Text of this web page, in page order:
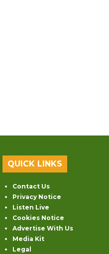
QUICK LINKS
Contact Us
Privacy Notice
Listen Live
Cookies Notice
Advertise With Us
Media Kit
Legal